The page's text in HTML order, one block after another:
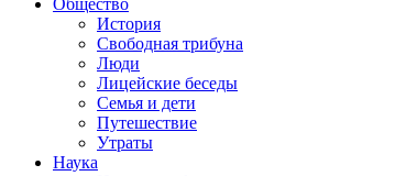
История
Свободная трибуна
Люди
Лицейские беседы
Семья и дети
Путешествие
Утраты
Наука